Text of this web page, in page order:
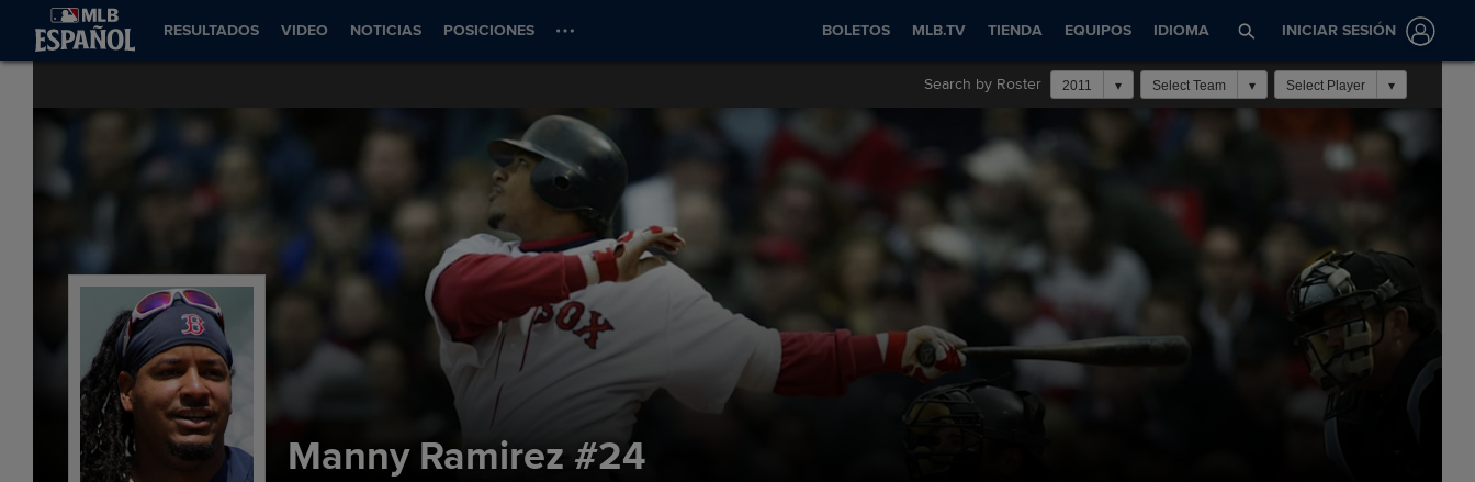
RESULTADOS VIDEO NOTICIAS POSICIONES BOLETOS MLB.TV TIENDA EQUIPOS IDIOMA INICIAR SESIÓN
Search by Roster 2011 Select Team Select Player
Manny Ramirez #24